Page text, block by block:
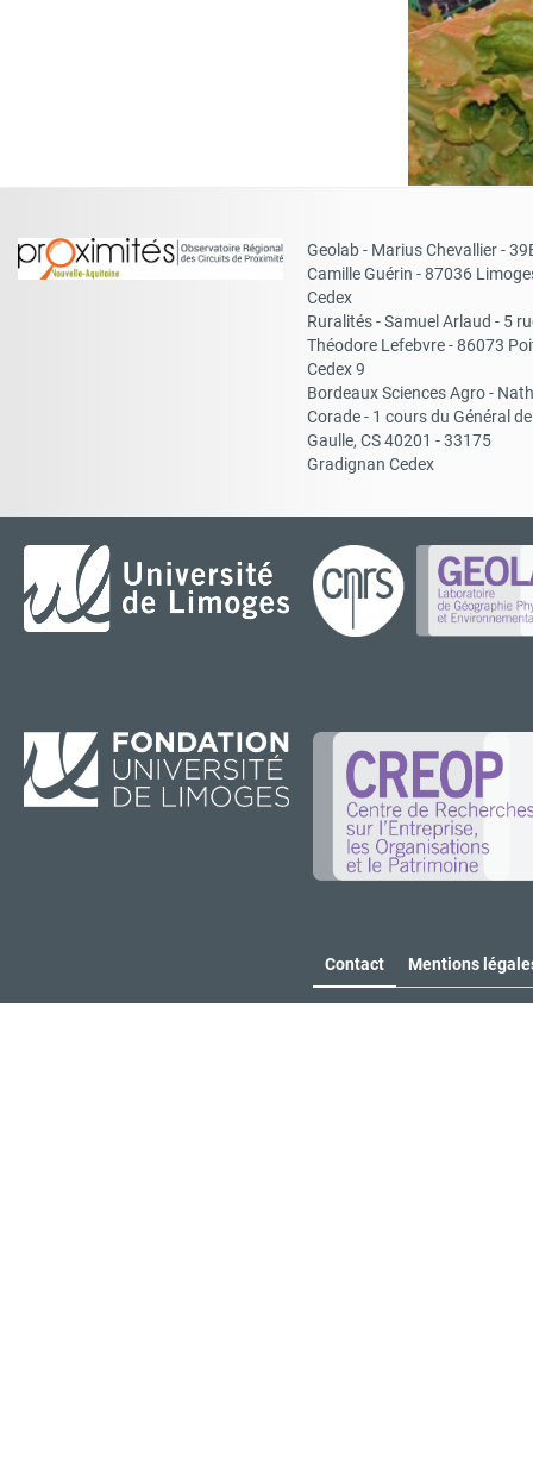
Geolab - Marius Chevallier -
Camille Guérin - 87036
Cedex
Ruralités - Samuel Arlaud - 5
Théodore Lefebvre - 86073
Cedex 9
Bordeaux Sciences Agro -
Corade - 1 cours du Général de
Gaulle, CS 40201 - 33175
Gradignan Cedex
Contact Mentions